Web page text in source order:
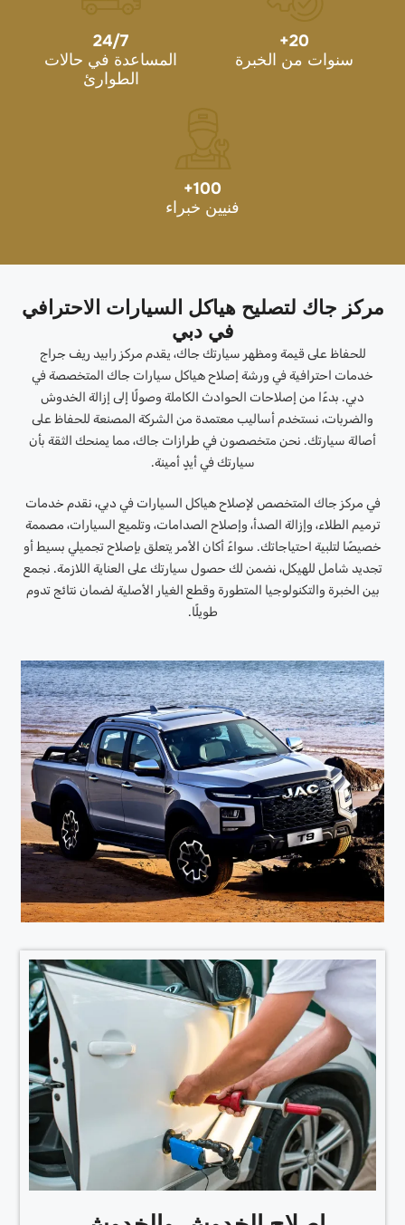
20
+
سنوات من الخبرة
24/7
المساعدة في حالات
الطوارئ
100
+
فنيين خبراء
مركز جاك لتصليح هياكل السيارات الاحترافي
في دبي
للحفاظ على قيمة ومظهر سيارتك جاك، يقدم مركز رابيد ريف جراج
خدمات احترافية في ورشة إصلاح هياكل سيارات جاك المتخصصة في
دبي. بدءًا من إصلاحات الحوادث الكاملة وصولًا إلى إزالة الخدوش
والضربات، نستخدم أساليب معتمدة من الشركة المصنعة للحفاظ على
أصالة سيارتك. نحن متخصصون في طرازات جاك، مما يمنحك الثقة بأن
سيارتك في أيدٍ أمينة.
في مركز جاك المتخصص لإصلاح هياكل السيارات في دبي، نقدم خدمات
ترميم الطلاء، وإزالة الصدأ، وإصلاح الصدامات، وتلميع السيارات، مصممة
خصيصًا لتلبية احتياجاتك. سواءً أكان الأمر يتعلق بإصلاح تجميلي بسيط أو
تجديد شامل للهيكل، نضمن لك حصول سيارتك على العناية اللازمة. نجمع
بين الخبرة والتكنولوجيا المتطورة وقطع الغيار الأصلية لضمان نتائج تدوم
طويلًا.